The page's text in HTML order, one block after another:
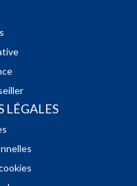
LÉGALES